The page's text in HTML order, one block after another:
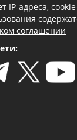
IP-адреса,
соглашении